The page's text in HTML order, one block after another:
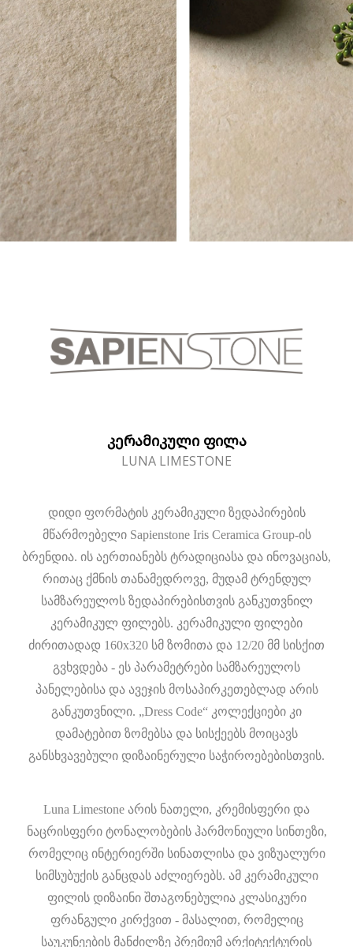
ᲙᲔᲠᲐᲛᲘᲙᲣᲚᲘ ᲤᲘᲚᲐ
LUNA LIMESTONE
დიდი ფორმატის კერამიკული ზედაპირების
მწარმოებელი Sapienstone Iris Ceramica Group-ის
ბრენდია. ის აერთიანებს ტრადიციასა და ინოვაციას,
რითაც ქმნის თანამედროვე, მუდამ ტრენდულ
სამზარეულოს ზედაპირებისთვის განკუთვნილ
კერამიკულ ფილებს. კერამიკული ფილები
ძირითადად 160x320 სმ ზომითა და 12/20 მმ სისქით
გვხვდება - ეს პარამეტრები სამზარეულოს
პანელებისა და ავეჯის მოსაპირკეთებლად არის
განკუთვნილი. „Dress Code“ კოლექციები კი
დამატებით ზომებსა და სისქეებს მოიცავს
განსხვავებული დიზაინერული საჭიროებებისთვის.
Luna Limestone არის ნათელი, კრემისფერი და
ნაცრისფერი ტონალობების ჰარმონიული სინთეზი,
რომელიც ინტერიერში სინათლისა და ვიზუალური
სიმსუბუქის განცდას აძლიერებს. ამ კერამიკული
ფილის დიზაინი შთაგონებულია კლასიკური
ფრანგული კირქვით - მასალით, რომელიც
საუკუნეების მანძილზე პრემიუმ არქიტექტურის